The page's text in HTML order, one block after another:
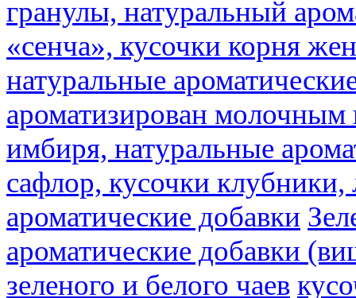
гранулы, натуральный
«сенча», кусочки корня
натуральные
ароматизирован молочным
имбиря, натуральные
сафлор, кусочки
ароматические добавки
ароматические добавки
зеленого и белого чаев